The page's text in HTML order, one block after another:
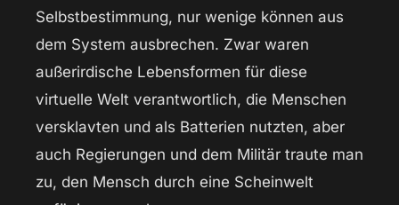
Selbstbestimmung, nur wenige können aus
dem System ausbrechen. Zwar waren
außerirdische Lebensformen für diese
virtuelle Welt verantwortlich, die Menschen
versklavten und als Batterien nutzten, aber
auch Regierungen und dem Militär traute man
zu, den Mensch durch eine Scheinwelt